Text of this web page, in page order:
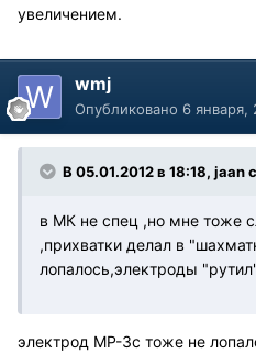
увеличением.
wmj
Опубликовано 6 января,
В 05.01.2012 в 18:18, jaan
в МК не спец ,но мне тоже
,прихватки делал в
лопалось,электроды
электрод МР-3с тоже не